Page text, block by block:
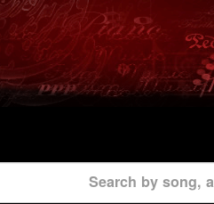
Search by song,